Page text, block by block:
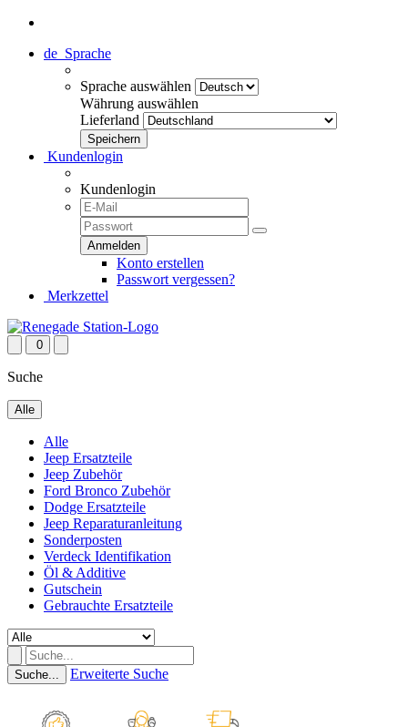
de Sprache
Sprache auswählen
Währung auswählen
Lieferland
Kundenlogin
Kundenlogin
Konto erstellen
Passwort vergessen?
Merkzettel
0
Suche
Alle
Alle
Jeep Ersatzteile
Jeep Zubehör
Ford Bronco Zubehör
Dodge Ersatzteile
Jeep Reparaturanleitung
Sonderposten
Verdeck Identifikation
Öl & Additive
Gutschein
Gebrauchte Ersatzteile
Suche... Erweiterte Suche